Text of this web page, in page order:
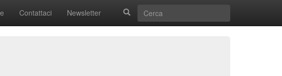
Contattaci Newsletter